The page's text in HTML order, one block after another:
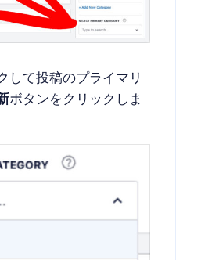
して投稿のプライマリ
ボタンをクリックしま